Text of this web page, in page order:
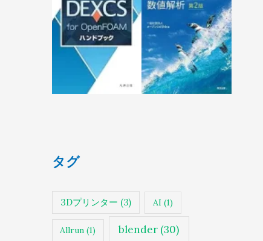
タグ
3Dプリンター (3) AI (1)
Allrun (1) blender (30)